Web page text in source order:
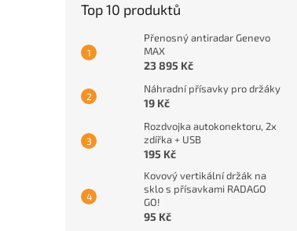
Top 10 produktů
Přenosný antiradar Genevo
MAX
23 895 Kč
Náhradní přísavky pro držáky
19 Kč
Rozdvojka autokonektoru, 2x
zdířka + USB
195 Kč
Kovový vertikální držák na
sklo s přísavkami RADAGO
GO!
95 Kč